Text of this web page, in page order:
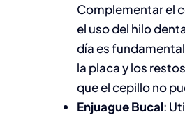
Complementar el
el uso del hilo
día es
la placa y los
que el cepillo no
Enjuague Bucal: